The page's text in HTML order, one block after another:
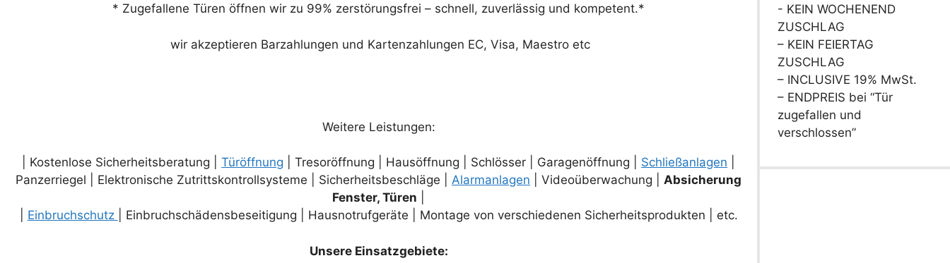
* Zugefallene Türen öffnen wir zu 99% zerstörungsfrei – schnell, zuverlässig und kompetent.*
wir akzeptieren Barzahlungen und Kartenzahlungen EC, Visa, Maestro etc
Weitere Leistungen:
| Kostenlose Sicherheitsberatung |Türöffnung | Tresoröffnung | Hausöffnung | Schlösser | Garagenöffnung | Schließanlagen
Panzerriegel | Elektronische Zutrittskontrollsysteme | Sicherheitsbeschläge |Alarmanlagen | Videoüberwachung |Absicherung
Fenster, Türen
Einbruchschutz | Einbruchschädensbeseitigung | Hausnotrufgeräte | Montage von verschiedenen Sicherheitsprodukten | etc.
Unsere Einsatzgebiete:
- KEIN WOCHENEND
ZUSCHLAG
– KEIN FEIERTAG
ZUSCHLAG
– INCLUSIVE 19% MwSt.
– ENDPREIS bei “Tür
zugefallen und
verschlossen”